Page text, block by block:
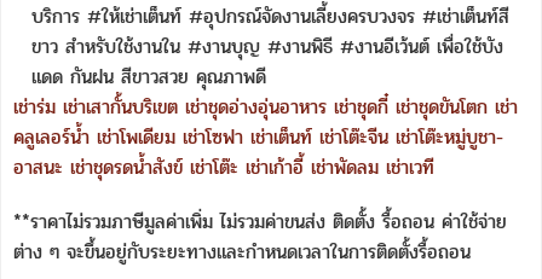
บริการ #ให้เช่าเต็นท์ #อุปกรณ์จัดงานเลี้ยงครบวงจร #เช่าเต็นท์สี
ขาว สำหรับใช้งานใน #งานบุญ #งานพิธี #งานอีเว้นต์ เพื่อใช้บัง
แดด กันฝน สีขาวสวย คุณภาพดี
เช่าร่ม เช่าเสากั้นบริเขต เช่าชุดอ่างอุ่นอาหาร เช่าชุดกี๋ เช่าชุดขันโตก เช่า
คลูเลอร์น้ำ เช่าโพเดียม เช่าโซฟา เช่าเต็นท์ เช่าโต๊ะจีน เช่าโต๊ะหมู่บูชา-
อาสนะ เช่าชุดรดน้ำสังข์ เช่าโต๊ะ เช่าเก้าอี้ เช่าพัดลม เช่าเวที
**ราคาไม่รวมภาษีมูลค่าเพิ่ม ไม่รวมค่าขนส่ง ติดตั้ง รื้อถอน ค่าใช้จ่าย
ต่าง ๆ จะขึ้นอยู่กับระยะทางและกำหนดเวลาในการติดตั้งรื้อถอน